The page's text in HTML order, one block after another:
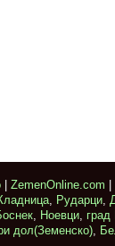
| ZemenOnline.com
, Рударци,
Ноевци град
дол(Земенско),